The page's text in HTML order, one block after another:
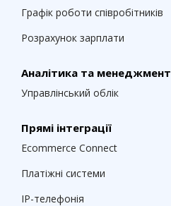
Графік роботи співробітників
Розрахунок зарплати
Аналітика та менеджмент
Управлінський облік
Прямі інтеграції
Ecommerce Connect
Платіжні системи
IP-телефонія